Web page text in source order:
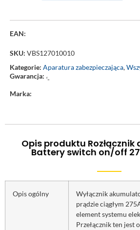
EAN:
SKU: VBS127010010
Kategorie: Aparatura zabezpieczająca,
Gwarancja: ‘-
Marka:
Opis produktu
Battery switch on/off
Opis ogólny
Wyłącznik
prądzie ciągłym
element systemu
Przełącznik ten jest